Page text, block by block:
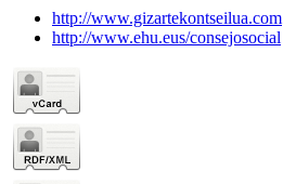
http://www.gizartekontseilua.com
http://www.ehu.eus/consejosocial